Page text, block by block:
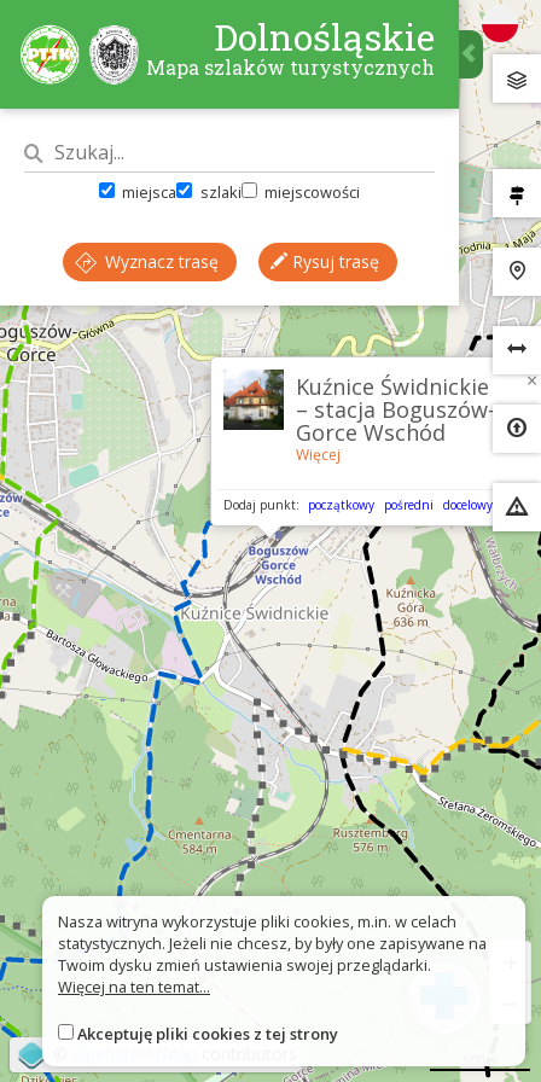
×
Kuźnice Świdnickie
– stacja Boguszów-
Gorce Wschód
Więcej
Dodaj punkt: początkowy pośredni docelowy
Dolnośląskie
Mapa szlaków turystycznych
miejsca szlaki miejscowości
Wyznacz trasę Rysuj trasę
Nasza witryna wykorzystuje pliki cookies, m.in. w celach
statystycznych. Jeżeli nie chcesz, by były one zapisywane na
Twoim dysku zmień ustawienia swojej przeglądarki.
Więcej na ten temat...
Akceptuję pliki cookies z tej strony